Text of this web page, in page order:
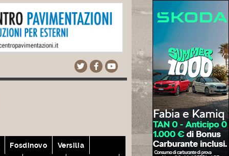
Fosdinovo Versilia